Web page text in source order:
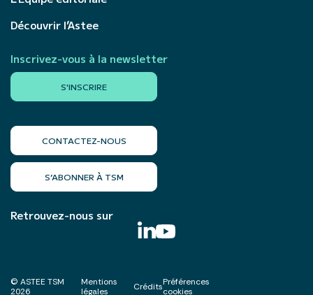
Découvrir l’Astee
Inscrivez-vous à la newsletter
S'INSCRIRE
CONTACTEZ-NOUS
S’ABONNER À TSM
Retrouvez-nous sur
© ASTEE TSM
2026
Mentions
légales
CréditsPréférences
cookies